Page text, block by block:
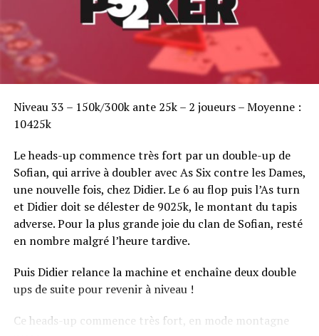
Niveau 33 – 150k/300k ante 25k – 2 joueurs – Moyenne :
10425k
Le heads-up commence très fort par un double-up de
Sofian, qui arrive à doubler avec As Six contre les Dames,
une nouvelle fois, chez Didier. Le 6 au flop puis l’As turn
et Didier doit se délester de 9025k, le montant du tapis
adverse. Pour la plus grande joie du clan de Sofian, resté
en nombre malgré l’heure tardive.
Puis Didier relance la machine et enchaîne deux double
ups de suite pour revenir à niveau !
Ce heads-up commence très fort, en mode montagne